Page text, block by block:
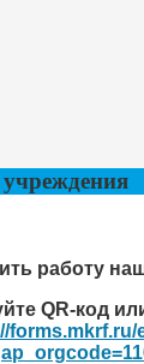
работу
QR-код
forms.mkrf.ru/